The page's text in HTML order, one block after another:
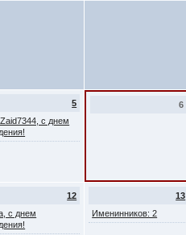
5
с днем
6
12
с днем
13
Именинников: 2